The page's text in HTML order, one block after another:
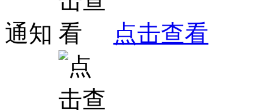
通知 点击查看